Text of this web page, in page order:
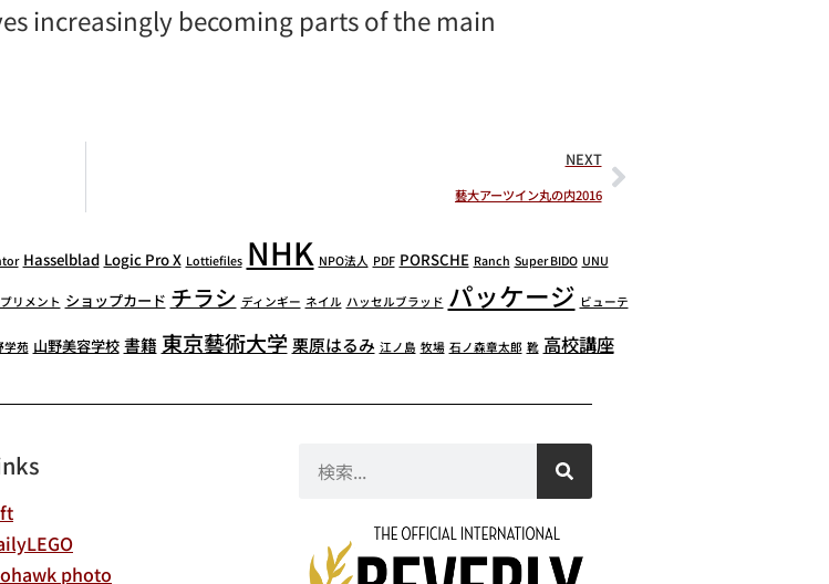
increasingly becoming parts of the main
NEXT
藝大アーツイン丸の内2016
Hasselblad Logic Pro X Lottiefiles NHK NPO法人 PDF PORSCHE Ranch Super BIDO UNU
リメント ショップカード チラシ ディンギー ネイル ハッセルブラッド パッケージ ビューテ
学苑 山野美容学校 書籍 東京藝術大学 栗原はるみ 江ノ島 牧場 石ノ森章太郎 靴 高校講座
photo